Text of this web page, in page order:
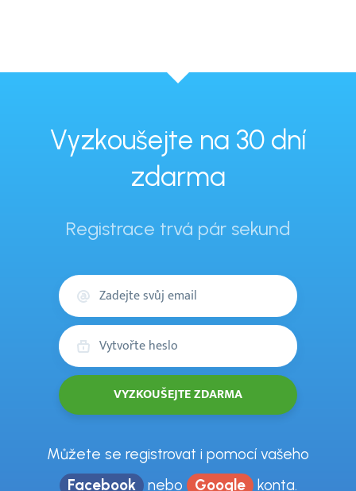
Vyzkoušejte na 30 dní
zdarma
Registrace trvá pár sekund
Váš
Můžete se registrovat i pomocí vašeho
Facebook nebo Google konta.